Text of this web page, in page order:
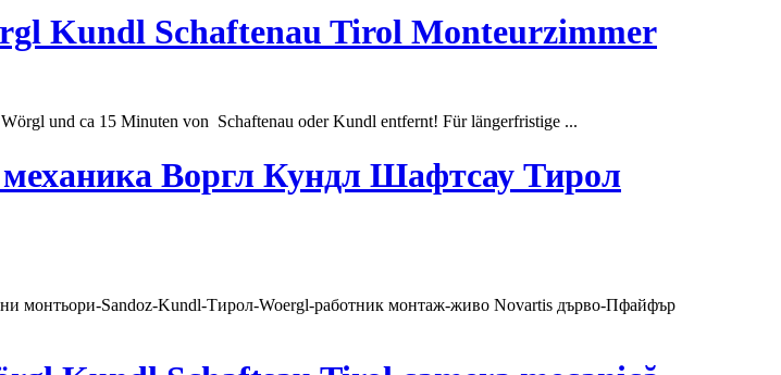
Kundl Schaftenau Tirol Monteurzimmer
und ca 15 Minuten von Schaftenau oderKundl entfernt! Für längerfristige ...
Воргл Кундл Шафтсау Тирол
монтьори-Sandoz-Kundl-Тирол-Woergl-работник монтаж-живо Novartis дърво-Пфайфър